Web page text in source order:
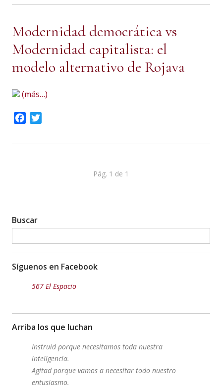
Modernidad democrática vs
Modernidad capitalista: el
modelo alternativo de Rojava
(más…)
Facebook
Pág. 1 de 1
Buscar
Síguenos en Facebook
567 El Espacio
Arriba los que luchan
Instruid porque necesitamos toda nuestra
inteligencia.
Agitad porque vamos a necesitar todo nuestro
entusiasmo.